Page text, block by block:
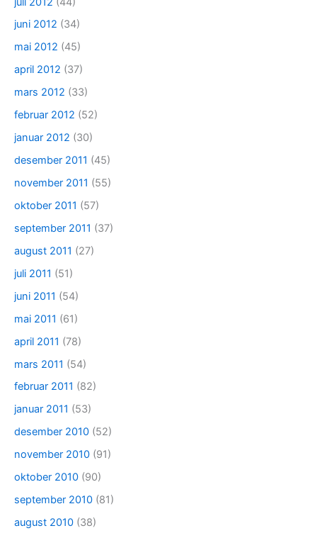
juni 2012 (34)
mai 2012 (45)
april 2012 (37)
mars 2012 (33)
februar 2012 (52)
januar 2012 (30)
desember 2011 (45)
november 2011 (55)
oktober 2011 (57)
september 2011 (37)
august 2011 (27)
juli 2011 (51)
juni 2011 (54)
mai 2011 (61)
april 2011 (78)
mars 2011 (54)
februar 2011 (82)
januar 2011 (53)
desember 2010 (52)
november 2010 (91)
oktober 2010 (90)
september 2010 (81)
august 2010 (38)